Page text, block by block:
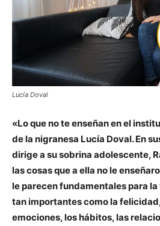
Lucía Doval
«Lo que no te enseñan en el
de la nigranesa Lucía Doval. En
dirige a su sobrina adolescente,
las cosas que a ella no le
le parecen fundamentales para
tan importantes como la
emociones, los hábitos, las